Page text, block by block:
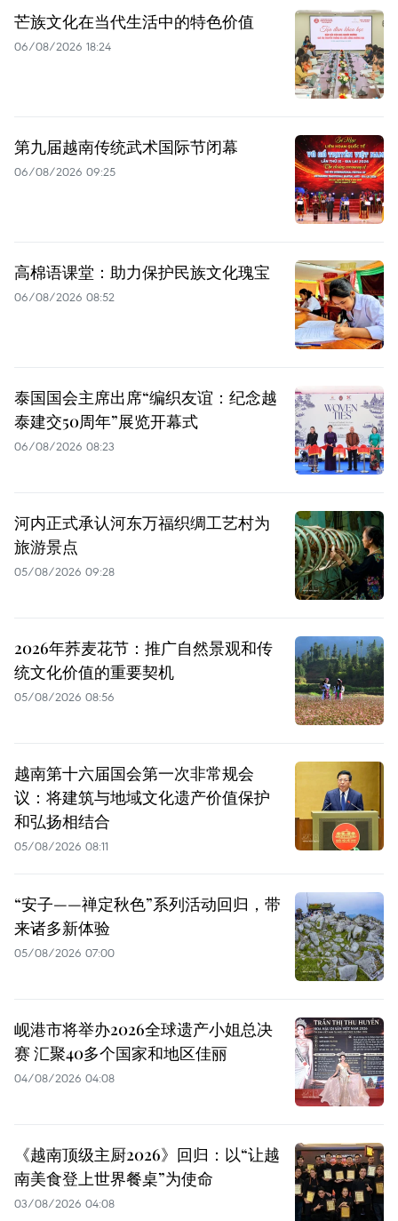
芒族文化在当代生活中的特色价值
06/08/2026 18:24
第九届越南传统武术国际节闭幕
06/08/2026 09:25
高棉语课堂：助力保护民族文化瑰宝
06/08/2026 08:52
泰国国会主席出席“编织友谊：纪念越
泰建交50周年”展览开幕式
06/08/2026 08:23
河内正式承认河东万福织绸工艺村为
旅游景点
05/08/2026 09:28
2026年荞麦花节：推广自然景观和传
统文化价值的重要契机
05/08/2026 08:56
越南第十六届国会第一次非常规会
议：将建筑与地域文化遗产价值保护
和弘扬相结合
05/08/2026 08:11
“安子——禅定秋色”系列活动回归，带
来诸多新体验
05/08/2026 07:00
岘港市将举办2026全球遗产小姐总决
赛 汇聚40多个国家和地区佳丽
04/08/2026 04:08
《越南顶级主厨2026》回归：以“让越
南美食登上世界餐桌”为使命
03/08/2026 04:08